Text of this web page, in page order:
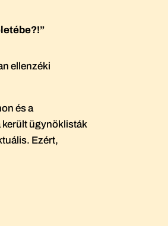
ellenzéki
és a
került ügynöklisták
Ezért,